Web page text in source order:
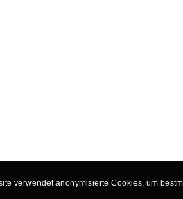
verwendet anonymisierte Cookies, um